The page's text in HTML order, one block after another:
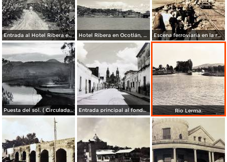
Entrada al Hotel Ribera en Ocotlán, Jalisco. Hotel Ribera en Ocotlán, Jalisco. Escena ferroviaria en la ruta Guadalajara Ocotlán, Jalisco
Puesta del sol. ( Circulada el 26 de Junio de 1941 ). Entrada principal al fondo la parroquia Ocotlán, Jalisco ( Circulada el 10 de Febrero de 1964 ). Rio Lerma.